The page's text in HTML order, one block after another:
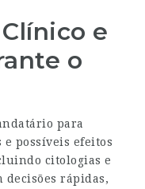
e
o
para
possíveis efeitos
citologias e
decisões rápidas,